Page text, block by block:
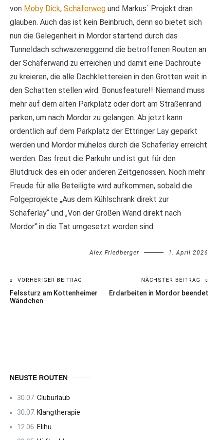
von Moby Dick, Schäferweg und Markus´ Projekt dran
glauben. Auch das ist kein Beinbruch, denn so bietet sich
nun die Gelegenheit in Mordor startend durch das
Tunneldach schwazeneggernd die betroffenen Routen an
der Schäferwand zu erreichen und damit eine Dachroute
zu kreieren, die alle Dachklettereien in den Grotten weit in
den Schatten stellen wird. Bonusfeature!! Niemand muss
mehr auf dem alten Parkplatz oder dort am Straßenrand
parken, um nach Mordor zu gelangen. Ab jetzt kann
ordentlich auf dem Parkplatz der Ettringer Lay geparkt
werden und Mordor mühelos durch die Schäferlay erreicht
werden. Das freut die Parkuhr und ist gut für den
Blutdruck des ein oder anderen Zeitgenossen. Noch mehr
Freude für alle Beteiligte wird aufkommen, sobald die
Folgeprojekte „Aus dem Kühlschrank direkt zur
Schäferlay“ und „Von der Großen Wand direkt nach
Mordor“ in die Tat umgesetzt worden sind.
Alex Friedberger 1. April 2026
Beitragsnavigation
VORHERIGER BEITRAG
Felssturz am Kottenheimer
Wändchen
NÄCHSTER BEITRAG
Erdarbeiten in Mordor beendet
NEUSTE ROUTEN
30.07. Cluburlaub
30.07. Klangtherapie
12.06. Elihu